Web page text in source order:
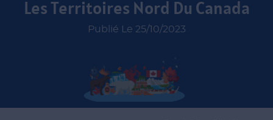
Les Territoires Nord Du Canada
Publié Le 25/10/2023